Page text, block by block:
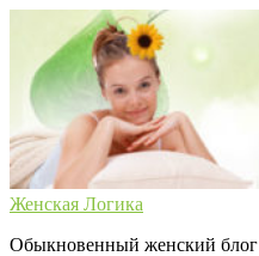
Женская Логика
Обыкновенный женский блог